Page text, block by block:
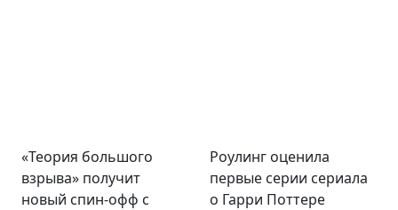
«Теория большого
взрыва» получит
новый спин-офф с
Роулинг оценила
первые серии сериала
о Гарри Поттере